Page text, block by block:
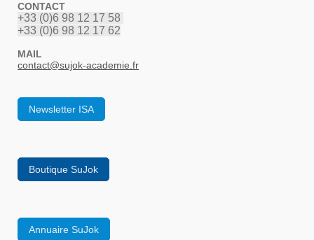
CONTACT
+33 (0)6 98 12 17 58
+33 (0)6 98 12 17 62
MAIL
contact@sujok-academie.fr
Newsletter ISA
Boutique SuJok
Annuaire SuJok